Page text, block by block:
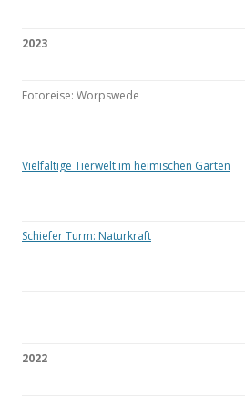
2023
Fotoreise: Worpswede
Vielfältige Tierwelt im heimischen Garten
Schiefer Turm: Naturkraft
2022